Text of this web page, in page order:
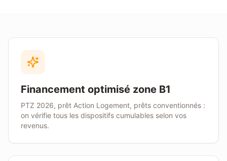
Financement optimisé zone B1
PTZ 2026, prêt Action Logement, prêts conventionnés :
on vérifie tous les dispositifs cumulables selon vos
revenus.